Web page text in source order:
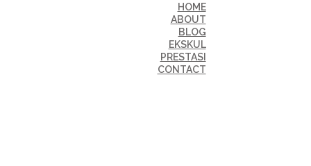
HOME
ABOUT
BLOG
EKSKUL
PRESTASI
CONTACT